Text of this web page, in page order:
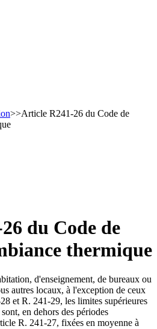
>>Article R241-26 du Code de
du Code de
thermique
d'enseignement, de bureaux ou
autres locaux, à l'exception de ceux
et R. 241-29, les limites supérieures
en dehors des périodes
R. 241-27, fixées en moyenne à